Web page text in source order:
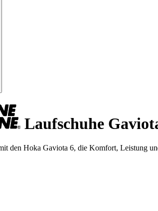
Laufschuhe
den Hoka Gaviota 6, die Komfort, Leistung